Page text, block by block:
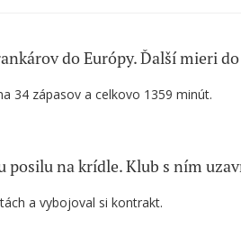
34 zápasov a celkovo 1359 minút.
do Európy. Ďalší mieri do
a vybojoval si kontrakt.
posilu na krídle. Klub s ním